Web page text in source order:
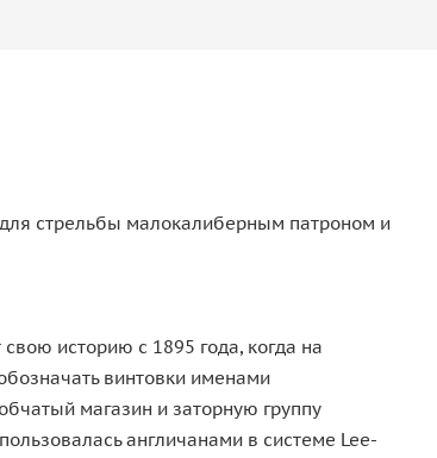
стрельбы малокалиберным патроном и
историю с 1895 года, когда на
винтовки именами
магазин и заторную группу
англичанами в системе Lee-